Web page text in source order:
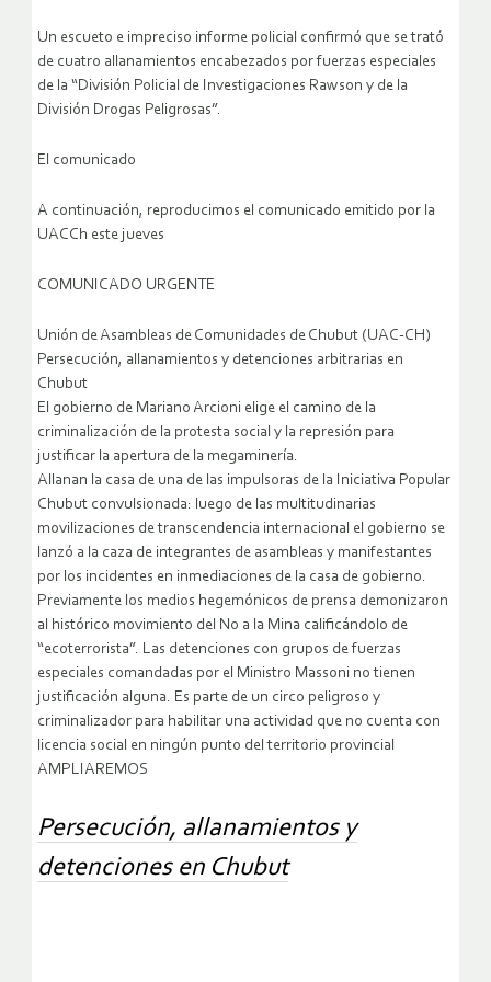
Un escueto e impreciso informe policial confirmó que se trató
de cuatro allanamientos encabezados por fuerzas especiales
de la “División Policial de Investigaciones Rawson y de la
División Drogas Peligrosas”.
El comunicado
A continuación, reproducimos el comunicado emitido por la
UACCh este jueves
COMUNICADO URGENTE
Unión de Asambleas de Comunidades de Chubut (UAC-CH)
Persecución, allanamientos y detenciones arbitrarias en
Chubut
El gobierno de Mariano Arcioni elige el camino de la
criminalización de la protesta social y la represión para
justificar la apertura de la megaminería.
Allanan la casa de una de las impulsoras de la Iniciativa Popular
Chubut convulsionada: luego de las multitudinarias
movilizaciones de transcendencia internacional el gobierno se
lanzó a la caza de integrantes de asambleas y manifestantes
por los incidentes en inmediaciones de la casa de gobierno.
Previamente los medios hegemónicos de prensa demonizaron
al histórico movimiento del No a la Mina calificándolo de
“ecoterrorista”. Las detenciones con grupos de fuerzas
especiales comandadas por el Ministro Massoni no tienen
justificación alguna. Es parte de un circo peligroso y
criminalizador para habilitar una actividad que no cuenta con
licencia social en ningún punto del territorio provincial
AMPLIAREMOS
Persecución, allanamientos y
detenciones en Chubut